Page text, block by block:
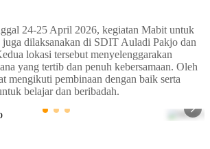
24-25 April 2026, kegiatan Mabit untuk
dilaksanakan di SDIT Auladi Pakjo dan
lokasi tersebut menyelenggarakan
yang tertib dan penuh kebersamaan. Oleh
mengikuti pembinaan dengan baik serta
belajar dan beribadah.
SDIT AULADI